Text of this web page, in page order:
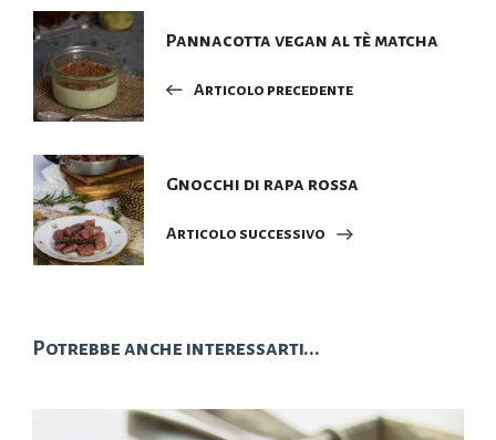
Navigazione
articoli
Pannacotta vegan al tè matcha
Articolo precedente
Gnocchi di rapa rossa
Articolo successivo
Potrebbe anche interessarti...